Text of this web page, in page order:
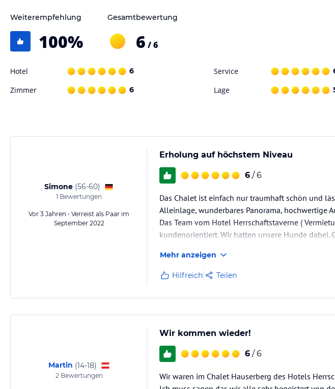
Weiterempfehlung
100%
Gesamtbewertung
6 / 6
Hotel 6 Service
Zimmer 6 Lage
Simone (56-60)
1 Bewertungen
Vor 3 Jahren • Verreist als Paar im
September 2022
Erholung auf höchstem Niveau
6 / 6
Das Chalet ist einfach nur traumhaft schön und
Alleinlage, wunderbares Panorama, hochwertige
Das Team vom Hotel Herrschaftstaverne (
kundenorientiert. Wir hatten unsere Hunde dabei.
Mehr anzeigen
Hilfreich Teilen
Martin (14-18)
2Bewertungen
Wir kommen wieder!
6 / 6
Wir waren im Chalet Hauserberg des Hotels